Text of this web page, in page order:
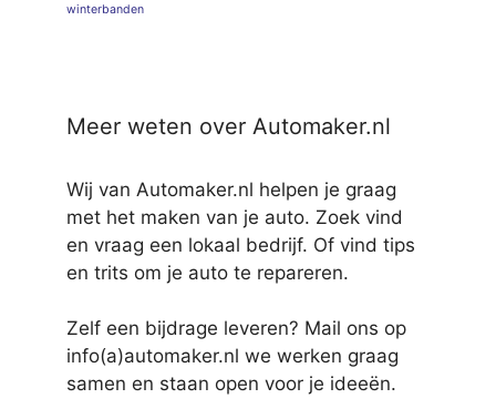
winterbanden
Meer weten over Automaker.nl
Wij van Automaker.nl helpen je graag
met het maken van je auto. Zoek vind
en vraag een lokaal bedrijf. Of vind tips
en trits om je auto te repareren.
Zelf een bijdrage leveren? Mail ons op
info(a)automaker.nl we werken graag
samen en staan open voor je ideeën.